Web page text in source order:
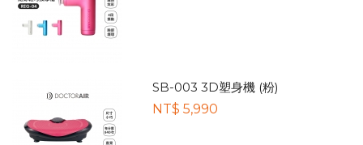
SB-003 3D塑身機 (粉)
NT$ 5,990